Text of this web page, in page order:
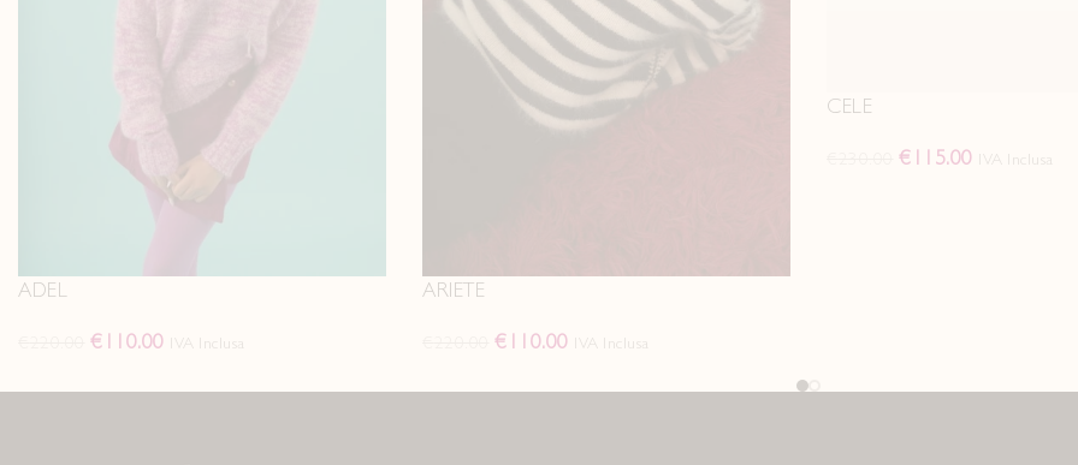
ADEL
€ 110.00
ARIETE
€ 110.00
CELE
€ 115.00